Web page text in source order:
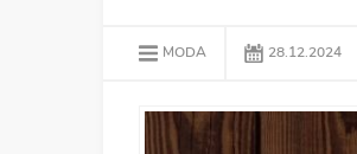
MODA 28.12.2024